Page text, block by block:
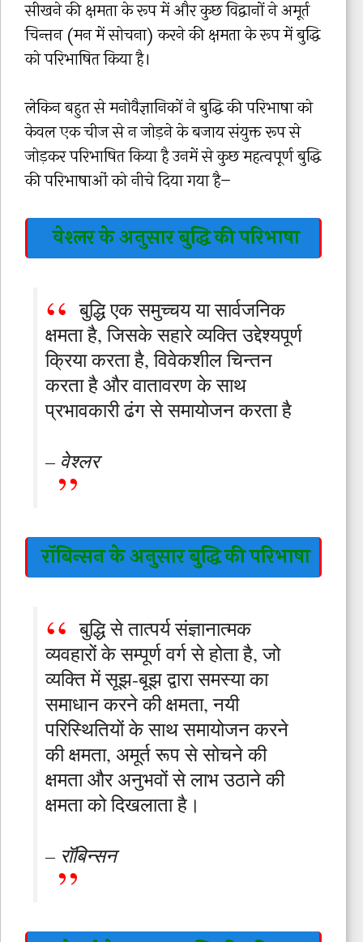
सीखने की क्षमता के रूप में और कुछ विद्वानों ने अमूर्त
चिन्तन (मन में सोचना) करने की क्षमता के रूप में बुद्धि
को परिभाषित किया है।
लेकिन बहुत से मनोवैज्ञानिकों ने बुद्धि की परिभाषा को
केवल एक चीज से न जोड़ने के बजाय संयुक्त रूप से
जोड़कर परिभाषित किया है उनमें से कुछ महत्वपूर्ण बुद्धि
की परिभाषाओं को नीचे दिया गया है–
वेश्लर के अनुसार बुद्धि की परिभाषा
बुद्धि एक समुच्चय या सार्वजनिक
क्षमता है, जिसके सहारे व्यक्ति उद्देश्यपूर्ण
क्रिया करता है, विवेकशील चिन्तन
करता है और वातावरण के साथ
प्रभावकारी ढंग से समायोजन करता है
– वेश्लर
रॉबिन्सन के अनुसार बुद्धि की परिभाषा
बुद्धि से तात्पर्य संज्ञानात्मक
व्यवहारों के सम्पूर्ण वर्ग से होता है, जो
व्यक्ति में सूझ-बूझ द्वारा समस्या का
समाधान करने की क्षमता, नयी
परिस्थितियों के साथ समायोजन करने
की क्षमता, अमूर्त रूप से सोचने की
क्षमता और अनुभवों से लाभ उठाने की
क्षमता को दिखलाता है।
– रॉबिन्सन